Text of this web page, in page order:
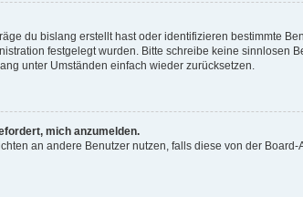
du bislang erstellt hast oder identifizieren bestimmte
festgelegt wurden. Bitte schreibe keine
unter Umständen einfach wieder zurücksetzen.
mich anzumelden.
an andere Benutzer nutzen, falls diese von der